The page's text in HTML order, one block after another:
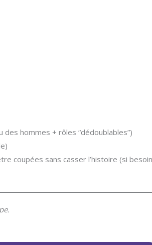
hommes + rôles “dédoublables”)
coupées sans casser l’histoire (si besoin